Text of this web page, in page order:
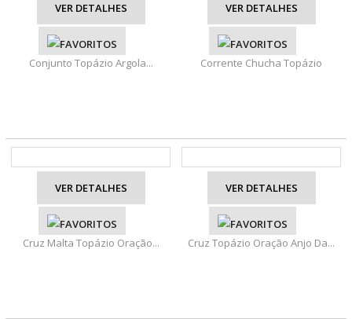
VER DETALHES
Conjunto Topázio Argola...
VER DETALHES
Corrente Chucha Topázio
VER DETALHES
Cruz Malta Topázio Oração...
VER DETALHES
Cruz Topázio Oração Anjo Da...